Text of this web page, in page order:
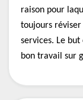
raison pour
toujours
services. Le
bon travail sur